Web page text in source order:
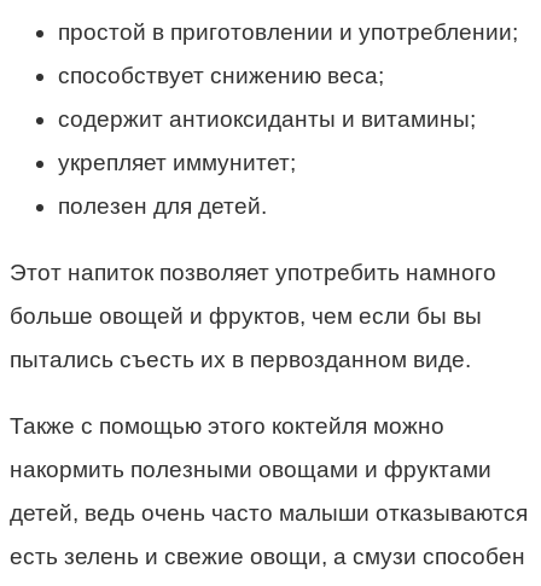
простой в приготовлении и употреблении;
способствует снижению веса;
содержит антиоксиданты и витамины;
укрепляет иммунитет;
полезен для детей.
Этот напиток позволяет употребить намного
больше овощей и фруктов, чем если бы вы
пытались съесть их в первозданном виде.
Также с помощью этого коктейля можно
накормить полезными овощами и фруктами
детей, ведь очень часто малыши отказываются
есть зелень и свежие овощи, а смузи способен